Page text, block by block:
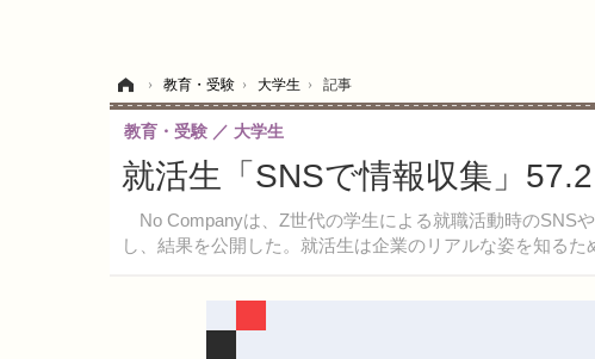
› 教育・受験 › 大学生 › 記事
就活生「SNSで情報収集」
No Companyは、Z世代の学生による就職活動時のSNS
し、結果を公開した。就活生は企業のリアルな姿を知る
教育・受験 大学生